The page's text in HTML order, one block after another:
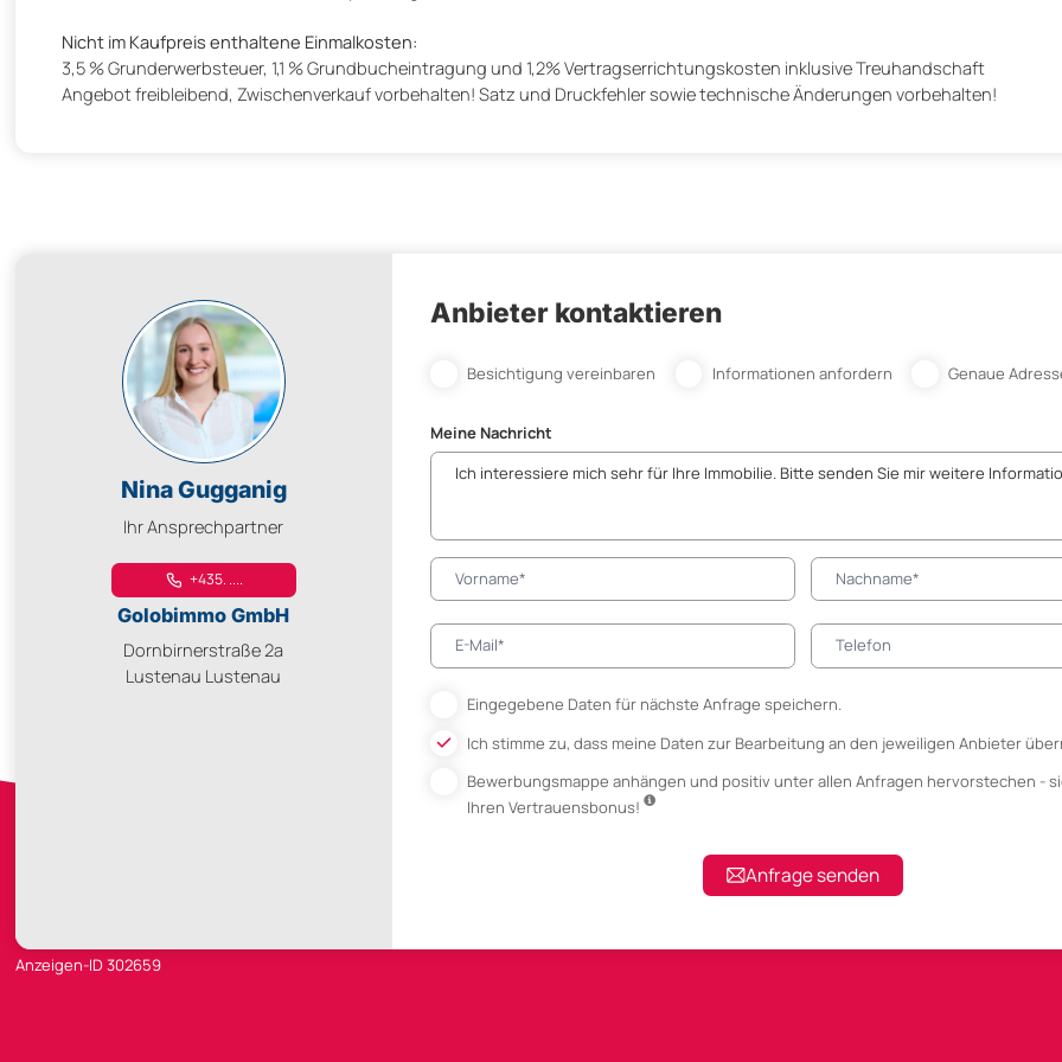
Nicht im Kaufpreis enthaltene Einmalkosten:
3,5 % Grunderwerbsteuer, 1,1 % Grundbucheintragung und 1,2% Vertragserrichtungskosten inklusive Treuhandschaft
Angebot freibleibend, Zwischenverkauf vorbehalten! Satz und Druckfehler sowie technische Änderungen vorbehalten!
Nina Gugganig
Ihr Ansprechpartner
+435. ....
Golobimmo GmbH
Dornbirnerstraße 2a
Lustenau Lustenau
Anbieter kontaktieren
Besichtigung vereinbaren Informationen anfordern Genaue
Meine Nachricht
Eingegebene Daten für nächste Anfrage speichern.
Ich stimme zu, dass meine Daten zur Bearbeitung an den jeweiligen Anbieter
Bewerbungsmappe anhängenund positiv unter allen Anfragen hervorstechen -
Ihren Vertrauensbonus!
Anfrage senden
Anzeigen-ID 302659